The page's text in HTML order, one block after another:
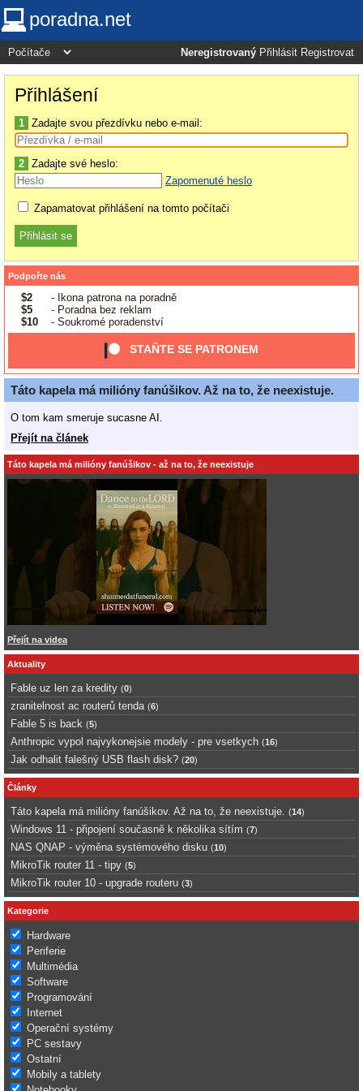
poradna.net
Neregistrovaný Přihlásit Registrovat
Přihlášení
1 Zadajte svou přezdívku nebo e-mail:
2 Zadajte své heslo:
Zapomenuté heslo
Zapamatovat přihlášení na tomto počítači
Podpořte nás
$2
- Ikona patrona na poradně
$5
- Poradna bez reklam
$10
- Soukromé poradenství
STAŇTE SE PATRONEM
Táto kapela má milióny fanúšikov. Až na to, že neexistuje.
O tom kam smeruje sucasne AI.
Přejít na článek
Táto kapela má milióny fanúšikov - až na to, že neexistuje
Přejít na videa
Aktuality
Fable uz len za kredity (0)
zranitelnost ac routerů tenda (6)
Fable 5 is back (5)
Anthropic vypol najvykonejsie modely - pre vsetkych (16)
Jak odhalit falešný USB flash disk? (20)
Články
Táto kapela má milióny fanúšikov. Až na to, že neexistuje. (14)
Windows 11 - připojení současně k několika sítím (7)
NAS QNAP - výměna systémového disku (10)
MikroTik router 11 - tipy (5)
MikroTik router 10 - upgrade routeru (3)
Kategorie
Hardware
Periferie
Multimédia
Software
Programování
Internet
Operační systémy
PC sestavy
Ostatní
Mobily a tablety